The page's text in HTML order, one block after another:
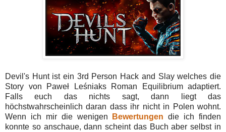
Devil's Hunt ist ein 3rd Person Hack and Slay welches die
Story von Paweł Leśniaks Roman Equilibrium adaptiert.
Falls euch das nichts sagt, dann liegt das
höchstwahrscheinlich daran dass ihr nicht in Polen wohnt.
Wenn ich mir die wenigen
Bewertungen die ich finden
konnte so anschaue, dann scheint das Buch aber selbst in